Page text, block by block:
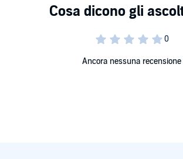
"A masterpiece." --National Review.
Ancora nessuna recensione